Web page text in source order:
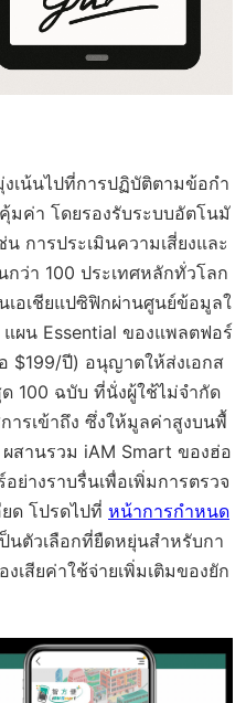
เน้นไปที่การปฏิบัติตามข้อกำ
มค่า โดยรองรับระบบอัตโนมั
การประเมินความเสี่ยงและ
กว่า 100 ประเทศหลักทั่วโลก
เอเชียแปซิฟิกผ่านศูนย์ข้อมูลใ
ผน Essential ของแพลตฟอร์
$199/ปี) อนุญาตให้ส่งเอกส
100 ฉบับ ที่นั่งผู้ใช้ไม่จำกัด
ารเข้าถึง ซึ่งให้มูลค่าสูงบนพื้
สานรวม iAM Smart ของฮ่อ
ย่างราบรื่นเพื่อเพิ่มการตรวจ
ด โปรดไปที่ หน้าการกำหนด
นตัวเลือกที่ยืดหยุ่นสำหรับกา
เสียค่าใช้จ่ายเพิ่มเติมของยัก